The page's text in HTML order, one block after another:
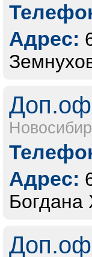
Адрес:
Адрес:
Богдана